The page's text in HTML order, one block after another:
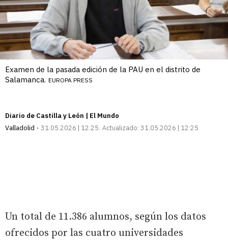
Examen de la pasada edición de la PAU en el distrito de
Salamanca. EUROPA PRESS
Diario de Castilla y León | El Mundo
Valladolid
31.05.2026 | 12:25 Actualizado: 31.05.2026 | 12:25
Un total de 11.386 alumnos, según los datos
ofrecidos por las cuatro universidades